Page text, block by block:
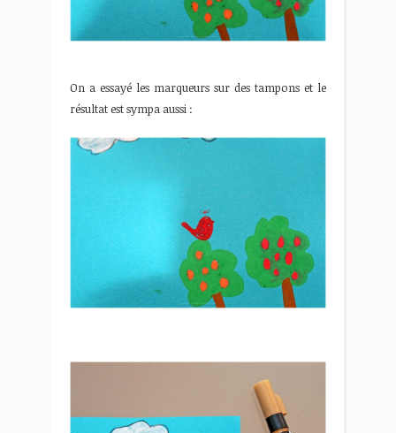
On a essayé les marqueurs sur des tampons et le
résultat est sympa aussi :